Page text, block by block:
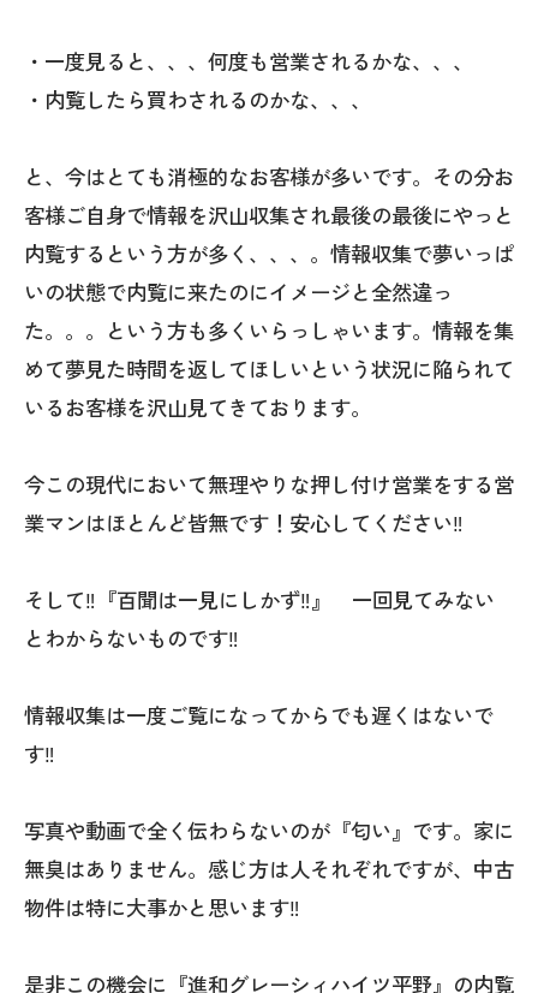
・一度見ると、、、何度も営業されるかな、、、
・内覧したら買わされるのかな、、、
と、今はとても消極的なお客様が多いです。その分お
客様ご自身で情報を沢山収集され最後の最後にやっと
内覧するという方が多く、、、。情報収集で夢いっぱ
いの状態で内覧に来たのにイメージと全然違っ
た。。。という方も多くいらっしゃいます。情報を集
めて夢見た時間を返してほしいという状況に陥られて
いるお客様を沢山見てきております。
今この現代において無理やりな押し付け営業をする営
業マンはほとんど皆無です！安心してください‼
そして‼『百聞は一見にしかず‼』 一回見てみない
とわからないものです‼
情報収集は一度ご覧になってからでも遅くはないで
す‼
写真や動画で全く伝わらないのが『匂い』です。家に
無臭はありません。感じ方は人それぞれですが、中古
物件は特に大事かと思います‼
是非この機会に『進和グレーシィハイツ平野』の内覧